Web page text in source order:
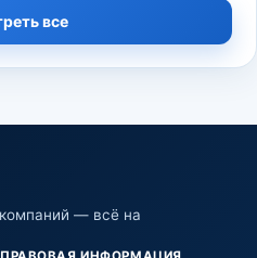
все
— всё на